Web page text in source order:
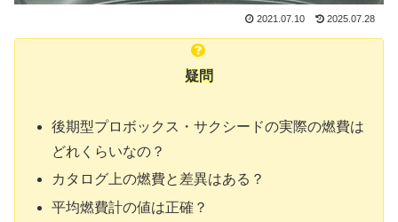
2021.07.10 2025.07.28
疑問
後期型プロボックス・サクシードの実際の燃費は
どれくらいなの？
カタログ上の燃費と差異はある？
平均燃費計の値は正確？